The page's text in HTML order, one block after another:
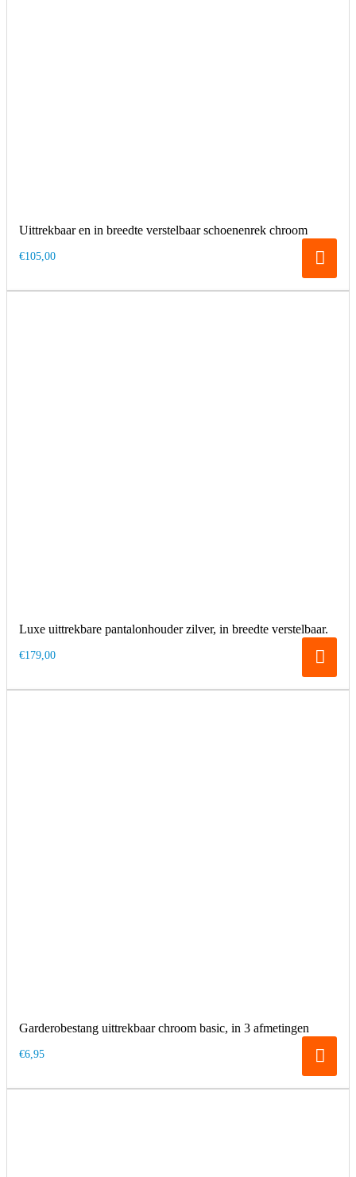
Uittrekbaar en in breedte verstelbaar schoenenrek chroom
€105,00
Luxe uittrekbare pantalonhouder zilver, in breedte verstelbaar.
€179,00
Garderobestang uittrekbaar chroom basic, in 3 afmetingen
€6,95